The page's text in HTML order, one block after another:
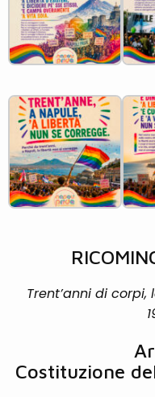
Trent’anni di corpi,
Costituzione